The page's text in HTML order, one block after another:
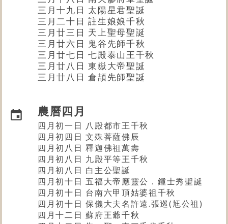
三月十九日 太陽星君聖誕
三月二十日 註生娘娘千秋
三月廿三日 天上聖母聖誕
三月廿六日 鬼谷先師千秋
三月廿七日 七殿泰山王千秋
三月廿八日 東嶽大帝聖誕
三月廿八日 倉頡先師聖誕
農曆四月
四月初一日 八殿都市王千秋
四月初四日 文殊菩薩佛辰
四月初八日 釋迦佛祖萬壽
四月初八日 九殿平等王千秋
四月初八日 白主公聖誕
四月初十日五福大帝應靈公．鍾士秀聖誕
四月初十日 台南六甲頂姑婆祖千秋
四月初十日 保儀大夫名許遠.張巡(尪公祖)
四月十二日 蘇府王爺千秋